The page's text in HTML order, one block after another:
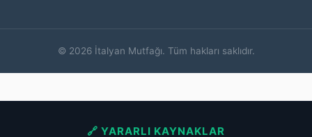
© 2026 İtalyan Mutfağı. Tüm hakları saklıdır.
🔗 YARARLI KAYNAKLAR